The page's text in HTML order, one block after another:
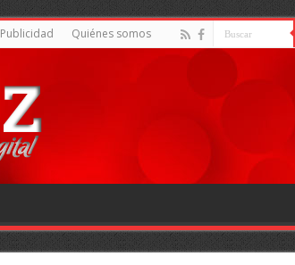
Publicidad Quiénes somos